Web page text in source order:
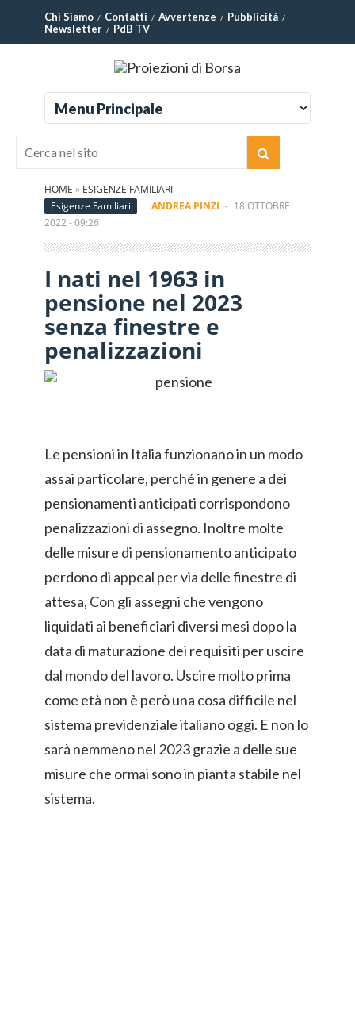
Chi Siamo Contatti Avvertenze
Pubblicità
Newsletter
PdB TV
HOME » ESIGENZE FAMILIARI
Esigenze Familiari
ANDREA PINZI - 18 OTTOBRE
2022 - 09:26
I nati nel 1963 in
pensione nel 2023
senza finestre e
penalizzazioni
Le pensioni in Italia funzionano in un modo
assai particolare, perché in genere a dei
pensionamenti anticipati corrispondono
penalizzazioni di assegno. Inoltre molte
delle misure di pensionamento anticipato
perdono di appeal per via delle finestre di
attesa, Con gli assegni che vengono
liquidati ai beneficiari diversi mesi dopo la
data di maturazione dei requisiti per uscire
dal mondo del lavoro. Uscire molto prima
come età non è però una cosa difficile nel
sistema previdenziale italiano oggi. E non lo
sarà nemmeno nel 2023 grazie a delle sue
misure che ormai sono in pianta stabile nel
sistema.